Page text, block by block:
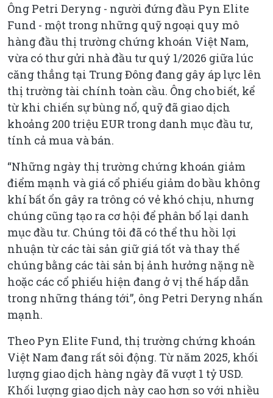
Ông Petri Deryng - người đứng đầu Pyn Elite
Fund - một trong những quỹ ngoại quy mô
hàng đầu thị trường chứng khoán Việt Nam,
vừa có thư gửi nhà đầu tư quý 1/2026 giữa lúc
căng thẳng tại Trung Đông đang gây áp lực lên
thị trường tài chính toàn cầu. Ông cho biết, kể
từ khi chiến sự bùng nổ, quỹ đã giao dịch
khoảng 200 triệu EUR trong danh mục đầu tư,
tính cả mua và bán.
“Những ngày thị trường chứng khoán giảm
điểm mạnh và giá cổ phiếu giảm do bầu không
khí bất ổn gây ra trông có vẻ khó chịu, nhưng
chúng cũng tạo ra cơ hội để phân bổ lại danh
mục đầu tư. Chúng tôi đã có thể thu hồi lợi
nhuận từ các tài sản giữ giá tốt và thay thế
chúng bằng các tài sản bị ảnh hưởng nặng nề
hoặc các cổ phiếu hiện đang ở vị thế hấp dẫn
trong những tháng tới”, ông Petri Deryng nhấn
mạnh.
Theo Pyn Elite Fund, thị trường chứng khoán
Việt Nam đang rất sôi động. Từ năm 2025, khối
lượng giao dịch hàng ngày đã vượt 1 tỷ USD.
Khối lượng giao dịch này cao hơn so với nhiều